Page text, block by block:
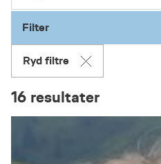
Filter
Ryd filtre
16 resultater